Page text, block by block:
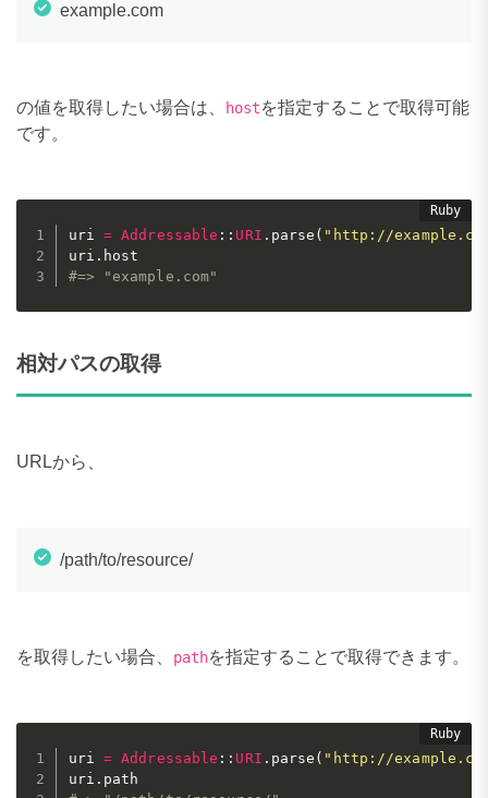
example.com
の値を取得したい場合は、 hostを指定することで取得可能
です。
uri = Addressable : : URI . parse ( "http://
uri .
#=> "example.com"
相対パスの取得
URLから、
/path/to/resource/
を取得したい場合、 pathを指定することで取得できます。
uri = Addressable : : URI . parse ( "http://
uri .